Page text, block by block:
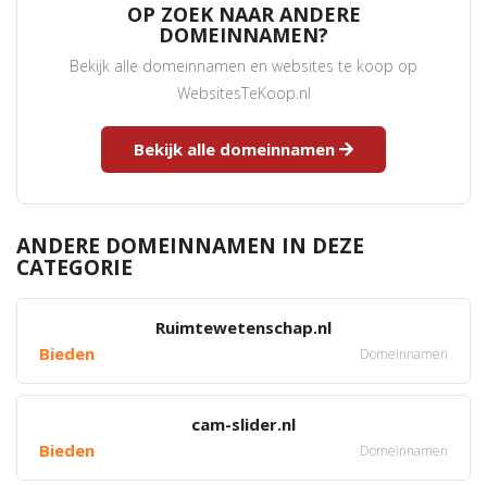
OP ZOEK NAAR ANDERE
DOMEINNAMEN?
Bekijk alle domeinnamen en websites te koop op
WebsitesTeKoop.nl
Bekijk alle domeinnamen
ANDERE DOMEINNAMEN IN DEZE
CATEGORIE
Ruimtewetenschap.nl
Bieden
Domeinnamen
cam-slider.nl
Bieden
Domeinnamen